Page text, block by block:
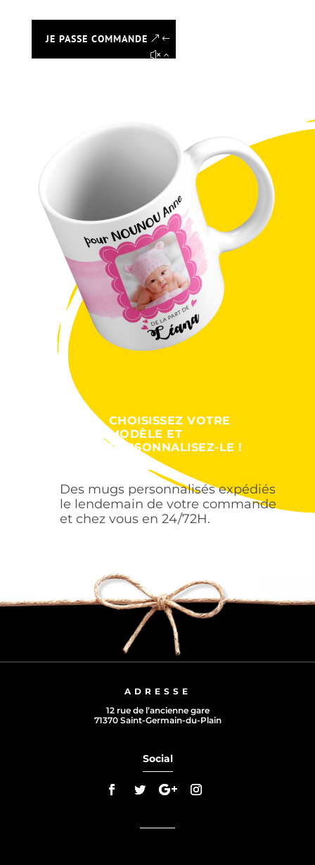
JE PASSE COMMANDE
CHOISISSEZ VOTRE
MODÈLE ET
PERSONNALISEZ-LE !
Des mugs personnalisés expédiés
le lendemain de votre commande
et chez vous en 24/72H.
ADRESSE
12 rue de l’ancienne gare
71370 Saint-Germain-du-Plain
Social